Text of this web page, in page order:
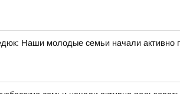
Наши молодые семьи начали активно